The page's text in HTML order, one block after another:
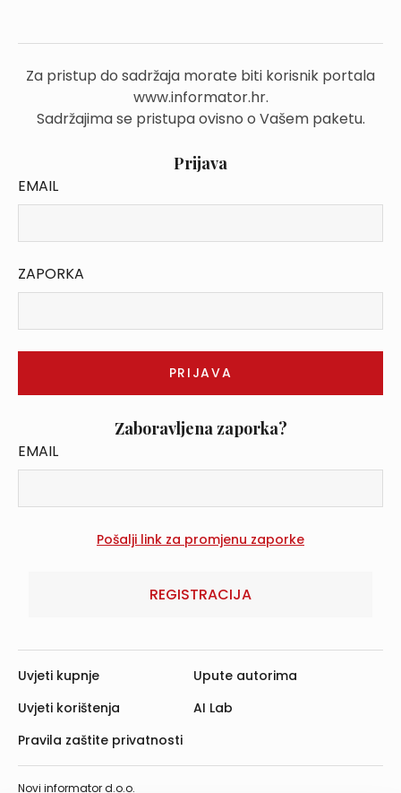
Za pristup do sadržaja morate biti korisnik portala
www.informator.hr.
Sadržajima se pristupa ovisno o Vašem paketu.
Prijava
EMAIL
ZAPORKA
Zaboravljena zaporka?
EMAIL
REGISTRACIJA
Novi informator d.o.o.
Uvjeti kupnje
Uvjeti korištenja
Pravila zaštite privatnosti
Upute autorima
AI Lab